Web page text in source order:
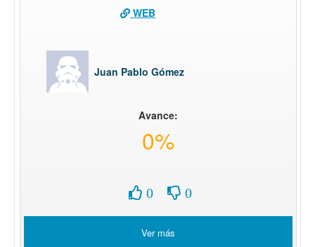
WEB
Juan Pablo Gómez
Avance:
0%
0 0
Ver más